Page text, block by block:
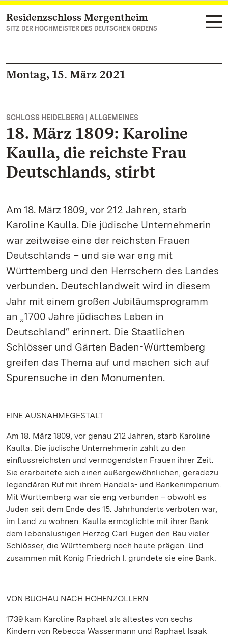
Zum Hauptinhalt springen
Residenzschloss Mergentheim
SITZ DER HOCHMEISTER DES DEUTSCHEN ORDENS
Montag, 15. März 2021
SCHLOSS HEIDELBERG | ALLGEMEINES
18. März 1809: Karoline
Kaulla, die reichste Frau
Deutschlands, stirbt
Am 18. März 1809, vor 212 Jahren, starb
Karoline Kaulla. Die jüdische Unternehmerin
war zeitweise eine der reichsten Frauen
Deutschlands – und sie war eng mit
Württemberg und den Herrschern des Landes
verbunden. Deutschlandweit wird in diesem
Jahr mit einem großen Jubiläumsprogramm
an „1700 Jahre jüdisches Leben in
Deutschland“ erinnert. Die Staatlichen
Schlösser und Gärten Baden-Württemberg
greifen das Thema auf und machen sich auf
Spurensuche in den Monumenten.
EINE AUSNAHMEGESTALT
Am 18. März 1809, vor genau 212 Jahren, starb Karoline
Kaulla. Die jüdische Unternehmerin zählt zu den
einflussreichsten und vermögendsten Frauen ihrer Zeit.
Sie erarbeitete sich einen außergewöhnlichen, geradezu
legendären Ruf mit ihrem Handels- und Bankenimperium.
Mit Württemberg war sie eng verbunden – obwohl es
Juden seit dem Ende des 15. Jahrhunderts verboten war,
im Land zu wohnen. Kaulla ermöglichte mit ihrer Bank
dem lebenslustigen Herzog Carl Eugen den Bau vieler
Schlösser, die Württemberg noch heute prägen. Und
zusammen mit König Friedrich I. gründete sie eine Bank.
VON BUCHAU NACH HOHENZOLLERN
1739 kam Karoline Raphael als ältestes von sechs
Kindern von Rebecca Wassermann und Raphael Isaak